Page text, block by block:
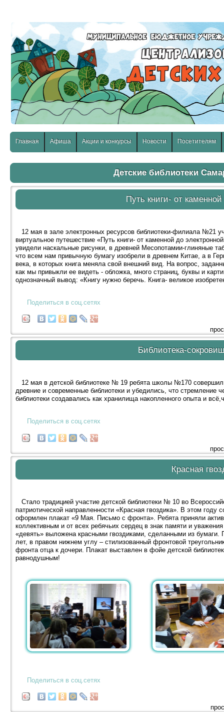
Главная Афиша Акции и конкурсы Новости Посетителям
Детские библиотеки
Путь книги- от
12 мая в зале электронных ресурсов библиотеки-филиала №21
виртуальное путешествие «Путь книги- от каменной до
увидели наскальные рисунки, в древней Месопотамии-глиняные
что всем нам привычную бумагу изобрели в древнем Китае, а в
века, в которых книга меняла свой внешний вид. На вопрос,
как мы привыкли ее видеть - обложка, много страниц, буквы и
однозначный вывод: «Книгу нужно беречь. Книга- великое
Поделиться в соц.сетях
Библиотека-
12 мая в детской библиотеке № 19 ребята школы №170
древние и современные библиотеки и убедились, что стремление
библиотеки создавались как хранилища накопленного опыта и
Поделиться в соц.сетях
Красная
Стало традицией участие детской библиотеки № 10 во
патриотической направленности «Красная гвоздика». В этом
оформлен плакат «9 Мая. Письмо с фронта». Ребята приняли
коллективным и от всех ребячьих сердец в знак памяти и
«девять» выложена красными гвоздиками, сделанными из бумаги.
лет, в правом нижнем углу – стилизованный фронтовой
фронта отца к дочери. Плакат выставлен в фойе детской
равнодушным!
Поделиться в соц.сетях